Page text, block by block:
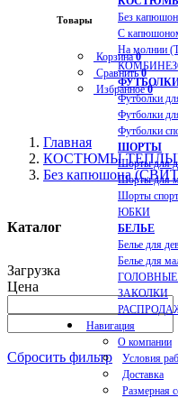
Товары
Корзина0
Сравнить0
Избранное0
Без
С
На молнии
Футболки
Футболки
Футболки
ШОРТЫ
Шорты для
Шорты для
Шорты
ЮБКИ
БЕЛЬЕ
Белье для
Белье для
ЗАКОЛКИ
Навигация
О компании
Условия
Доставка
Размерная
Главная
КОСТЮМЫ
Без капюшона
Каталог
Загрузка
Цена
Сбросить фильтр